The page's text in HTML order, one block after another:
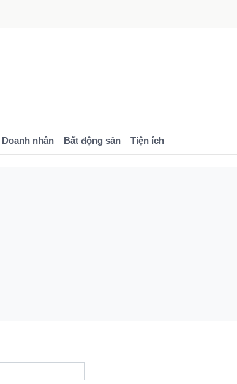
Doanh nhân Bất động sản Tiện ích